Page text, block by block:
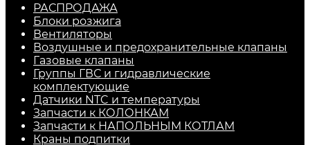
РАСПРОДАЖА
Блоки розжига
Вентиляторы
Воздушные и предохранительные клапаны
Газовые клапаны
Группы ГВС и гидравлические
комплектующие
Датчики NTC и температуры
Запчасти к КОЛОНКАМ
Запчасти к НАПОЛЬНЫМ КОТЛАМ
Краны подпитки